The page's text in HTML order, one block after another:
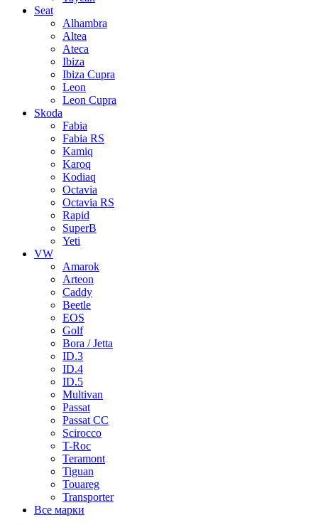
Seat
Alhambra
Altea
Ateca
Ibiza
Ibiza Cupra
Leon
Leon Cupra
Skoda
Fabia
Fabia RS
Kamiq
Karoq
Kodiaq
Octavia
Octavia RS
Rapid
SuperB
Yeti
VW
Amarok
Arteon
Caddy
Beetle
EOS
Golf
Bora / Jetta
ID.3
ID.4
ID.5
Multivan
Passat
Passat CC
Scirocco
T-Roc
Teramont
Tiguan
Touareg
Transporter
Все марки